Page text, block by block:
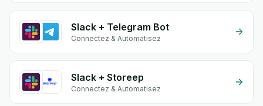
Slack + Telegram Bot
Connectez & Automatisez
Slack + Storeep
Connectez & Automatisez